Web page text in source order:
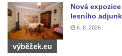
Křížová cesta Římov – IX. kaple
chromého žida
Křížová cesta Římov – VIII. kaple
svázán a ze zahrady vyhnán
Nová
lesního
6. 8. 2026
výběžek.eu